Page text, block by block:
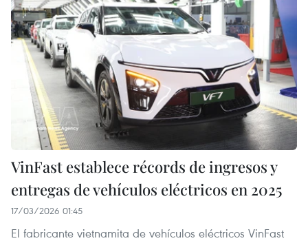
VinFast establece récords de ingresos y
entregas de vehículos eléctricos en 2025
17/03/2026 01:45
El fabricante vietnamita de vehículos eléctricos VinFast